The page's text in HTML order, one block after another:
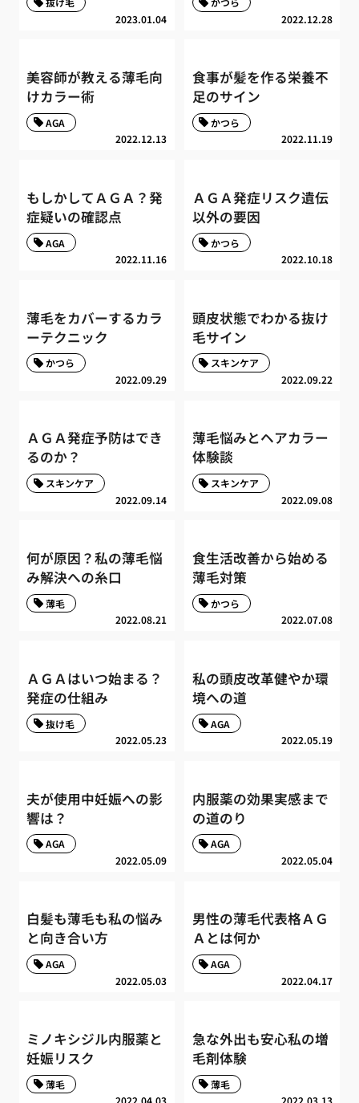
2023.01.04
2022.12.28
美容師が教える薄毛向
けカラー術
2022.12.13
AGA
食事が髪を作る栄養不
足のサイン
2022.11.19
かつら
もしかしてＡＧＡ？発
症疑いの確認点
2022.11.16
AGA
ＡＧＡ発症リスク遺伝
以外の要因
2022.10.18
かつら
薄毛をカバーするカラ
ーテクニック
2022.09.29
かつら
頭皮状態でわかる抜け
毛サイン
2022.09.22
スキンケア
ＡＧＡ発症予防はでき
るのか？
2022.09.14
スキンケア
薄毛悩みとヘアカラー
体験談
2022.09.08
スキンケア
何が原因？私の薄毛悩
み解決への糸口
2022.08.21
薄毛
食生活改善から始める
薄毛対策
2022.07.08
かつら
ＡＧＡはいつ始まる？
発症の仕組み
2022.05.23
抜け毛
私の頭皮改革健やか環
境への道
2022.05.19
AGA
夫が使用中妊娠への影
響は？
2022.05.09
AGA
内服薬の効果実感まで
の道のり
2022.05.04
AGA
白髪も薄毛も私の悩み
と向き合い方
2022.05.03
AGA
男性の薄毛代表格ＡＧ
Ａとは何か
2022.04.17
AGA
ミノキシジル内服薬と
妊娠リスク
薄毛
急な外出も安心私の増
毛剤体験
薄毛